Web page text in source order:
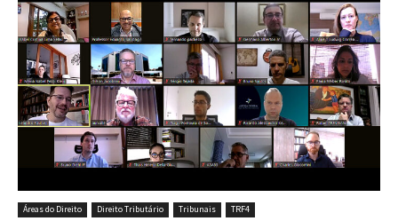
Áreas do Direito Direito Tributário Tribunais TRF4